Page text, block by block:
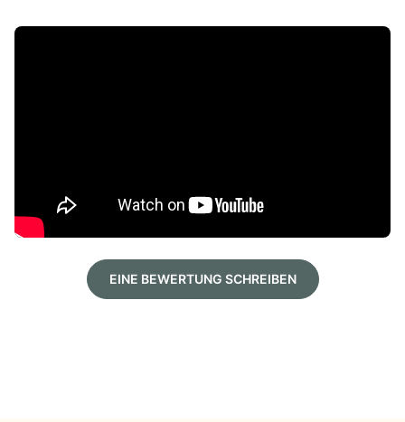
EINE BEWERTUNG SCHREIBEN